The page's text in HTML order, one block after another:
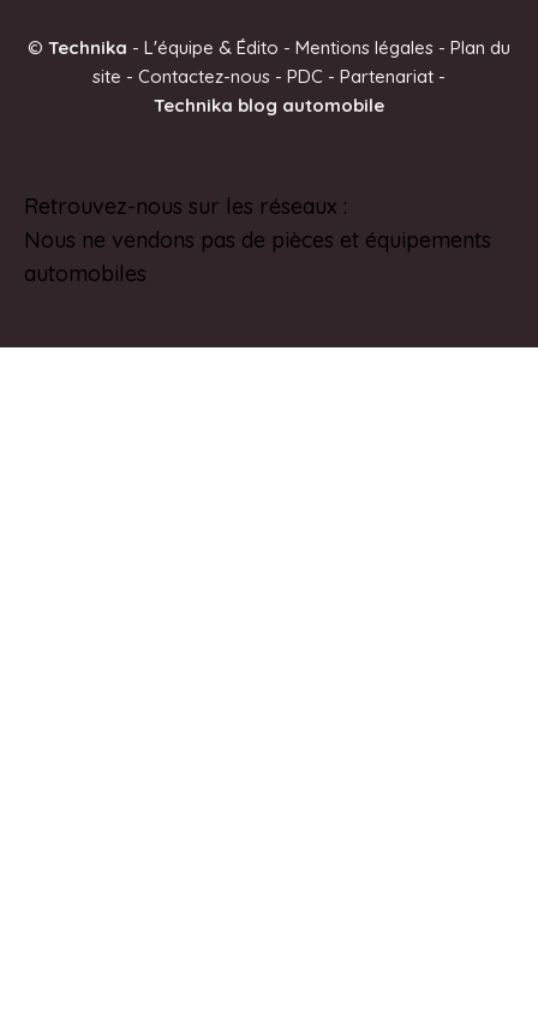
r
v
e
:
© Technika - L'équipe & Édito - Mentions légales - Plan du
site - Contactez-nous - PDC - Partenariat -
Technika blog automobile
Retrouvez-nous sur les réseaux :
Nous ne vendons pas de pièces et équipements
automobiles